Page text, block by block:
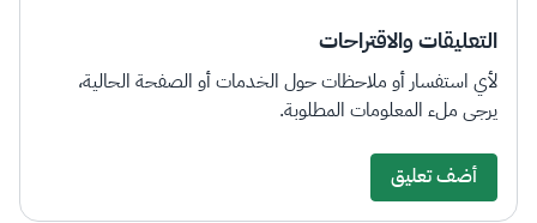
التعليقات والاقتراحات
لأي استفسار أو ملاحظات حول الخدمات أو الصفحة الحالية،
يرجى ملء المعلومات المطلوبة.
أضف تعليق